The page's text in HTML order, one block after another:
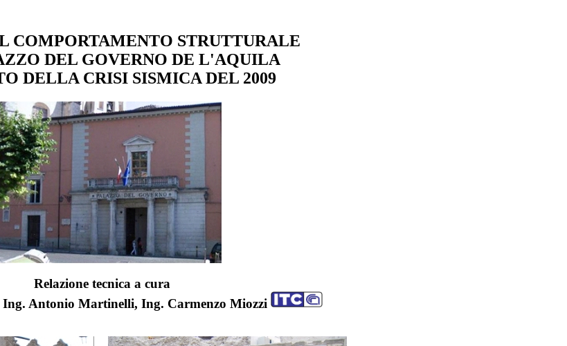
COMPORTAMENTO STRUTTURALE
DEL GOVERNO DE L'AQUILA
DELLA CRISI SISMICA DEL 2009
Relazione tecnica a cura
Antonio Martinelli, Ing. Carmenzo Miozzi